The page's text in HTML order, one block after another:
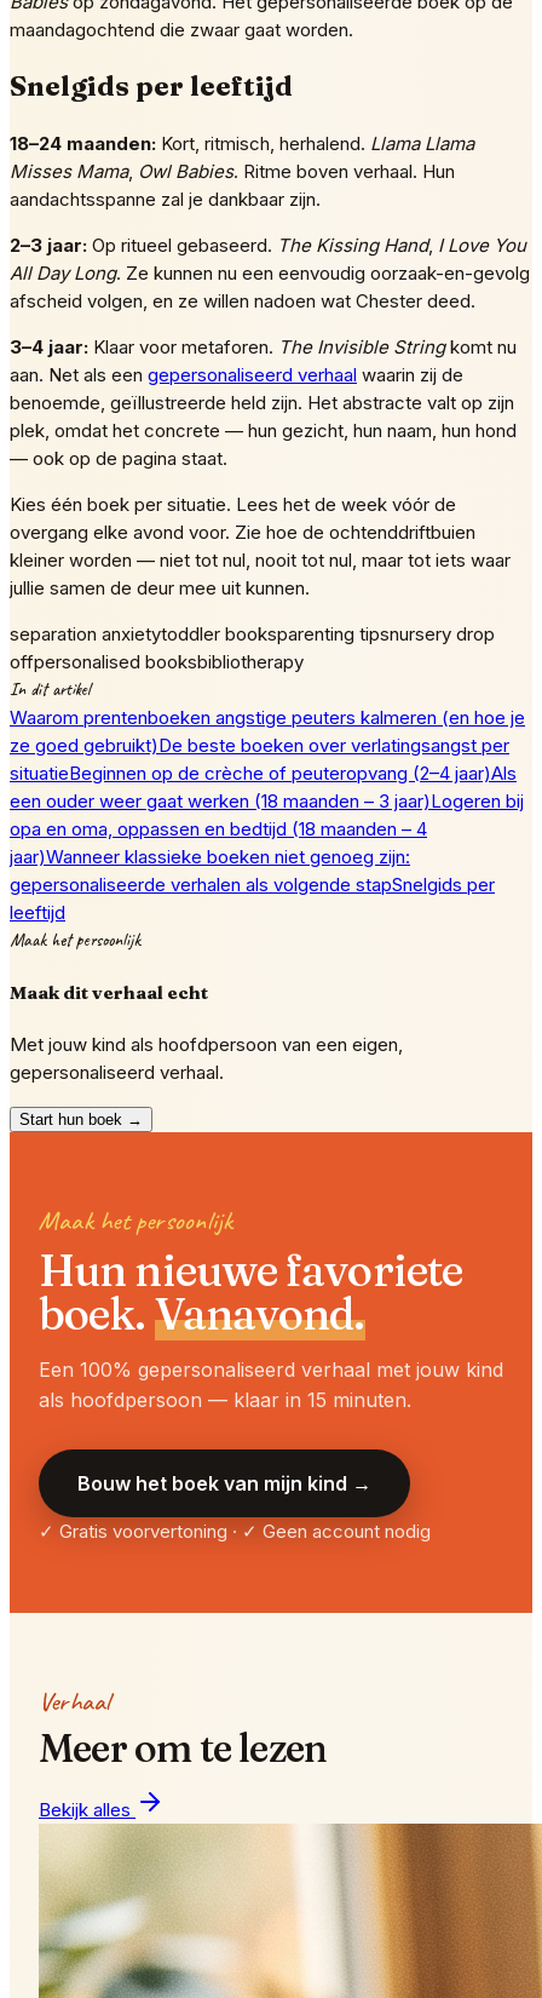
maandagochtend die zwaar gaat worden.
Snelgids per leeftijd
18–24 maanden: Kort, ritmisch, herhalend. Llama Llama
Misses Mama, Owl Babies. Ritme boven verhaal. Hun
aandachtsspanne zal je dankbaar zijn.
2–3 jaar: Op ritueel gebaseerd. The Kissing Hand, I Love You
All Day Long. Ze kunnen nu een eenvoudig oorzaak-en-gevolg
afscheid volgen, en ze willen nadoen wat Chester deed.
3–4 jaar: Klaar voor metaforen. The Invisible Stringkomt nu
aan. Net als een gepersonaliseerd verhaal waarin zij de
benoemde, geïllustreerde held zijn. Het abstracte valt op zijn
plek, omdat het concrete — hun gezicht, hun naam, hun hond
— ook op de pagina staat.
Kies één boek per situatie. Lees het de week vóór de
overgang elke avond voor. Zie hoe de ochtenddriftbuien
kleiner worden — niet tot nul, nooit tot nul, maar tot iets waar
jullie samen de deur mee uit kunnen.
separation anxietytoddler booksparenting tipsnursery drop
offpersonalised booksbibliotherapy
In dit artikel
Waarom prentenboeken angstige peuters kalmeren (en hoe je
ze goed gebruikt)De beste boeken over verlatingsangst per
situatieBeginnen op de crèche of peuteropvang (2–4 jaar)Als
een ouder weer gaat werken (18 maanden – 3 jaar)Logeren bij
opa en oma, oppassen en bedtijd (18 maanden – 4
jaar)Wanneer klassieke boeken niet genoeg zijn:
gepersonaliseerde verhalen als volgende stapSnelgids per
leeftijd
Maak het persoonlijk
Maak dit verhaal echt
Met jouw kind als hoofdpersoon van een eigen,
gepersonaliseerd verhaal.
Start hun boek →
Maak het persoonlijk
Hun nieuwe favoriete
boek. Vanavond.
Een 100% gepersonaliseerd verhaal met jouw kind
als hoofdpersoon — klaar in 15 minuten.
Bouw het boek van mijn kind →
✓ Gratis voorvertoning · ✓ Geen account nodig
Verhaal
Meer om te lezen
Bekijk alles